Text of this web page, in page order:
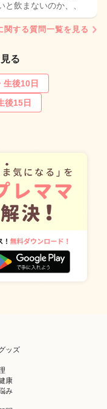
飲まないのか、、
関する質問一覧を見る
る
生後10日
後15日
ッズ
康
み